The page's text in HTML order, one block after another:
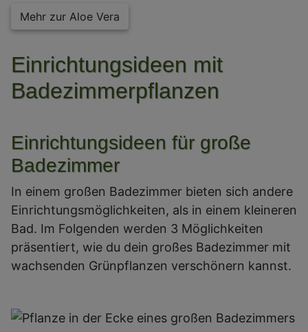
Mehr zur Aloe Vera
Einrichtungsideen mit
Badezimmerpflanzen
Einrichtungsideen für große
Badezimmer
In einem großen Badezimmer bieten sich andere
Einrichtungsmöglichkeiten, als in einem kleineren
Bad. Im Folgenden werden 3 Möglichkeiten
präsentiert, wie du dein großes Badezimmer mit
wachsenden Grünpflanzen verschönern kannst.